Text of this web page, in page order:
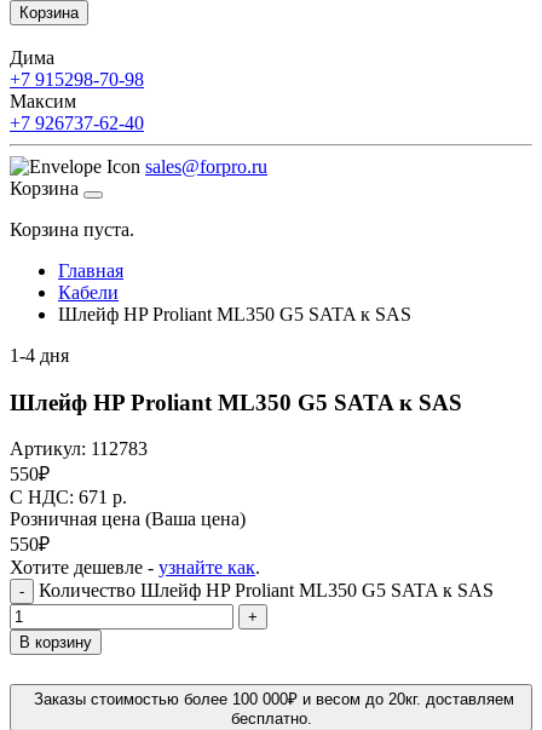
Корзина
Дима
+7 915298-70-98
Максим
+7 926737-62-40
sales@forpro.ru
Корзина
Корзина пуста.
Главная
Кабели
Шлейф HP Proliant ML350 G5 SATA к SAS
1-4 дня
Шлейф HP Proliant ML350 G5 SATA к SAS
Артикул: 112783
550₽
C НДС: 671 р.
Розничная цена (Ваша цена)
550₽
Хотите дешевле - узнайте как.
- Количество Шлейф HP Proliant ML350 G5 SATA к SAS
+
В корзину
Заказы стоимостью более 100 000₽ и весом до 20кг. доставляем
бесплатно.